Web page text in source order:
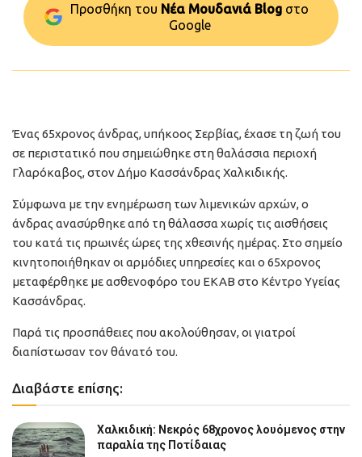
Προσθήκη του Νέα Μουδανιά Blog στo
Google
Ένας 65χρονος άνδρας, υπήκοος Σερβίας, έχασε τη ζωή του
σε περιστατικό που σημειώθηκε στη θαλάσσια περιοχή
Γλαρόκαβος, στον Δήμο Κασσάνδρας Χαλκιδικής.
Σύμφωνα με την ενημέρωση των λιμενικών αρχών, ο
άνδρας ανασύρθηκε από τη θάλασσα χωρίς τις αισθήσεις
του κατά τις πρωινές ώρες της χθεσινής ημέρας. Στο σημείο
κινητοποιήθηκαν οι αρμόδιες υπηρεσίες και ο 65χρονος
μεταφέρθηκε με ασθενοφόρο του ΕΚΑΒ στο Κέντρο Υγείας
Κασσάνδρας.
Παρά τις προσπάθειες που ακολούθησαν, οι γιατροί
διαπίστωσαν τον θάνατό του.
Διαβάστε επίσης:
Χαλκιδική: Νεκρός 68χρονος λουόμενος στην
παραλία της Ποτίδαιας